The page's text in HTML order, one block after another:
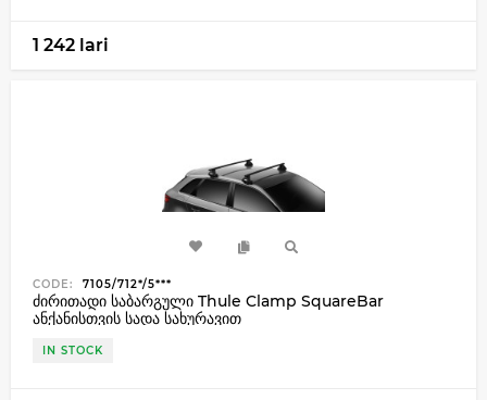
1 242 lari
CODE: 7105/712*/5***
ძირითადი საბარგული Thule Clamp SquareBar
ანქანისთვის სადა სახურავით
IN STOCK